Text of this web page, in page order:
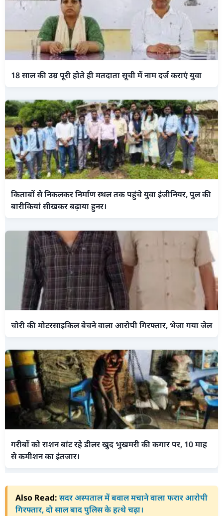
18 साल की उम्र पूरी होते ही मतदाता सूची में नाम दर्ज कराएं युवा
किताबों से निकलकर निर्माण स्थल तक पहुंचे युवा इंजीनियर, पुल की
बारीकियां सीखकर बढ़ाया हुनर।
चोरी की मोटरसाइकिल बेचने वाला आरोपी गिरफ्तार, भेजा गया जेल
गरीबों को राशन बांट रहे डीलर खुद भुखमरी की कगार पर, 10 माह
से कमीशन का इंतजार।
Also Read: सदर अस्पताल में बवाल मचाने वाला फरार आरोपी
गिरफ्तार, दो साल बाद पुलिस के हत्थे चढ़ा।